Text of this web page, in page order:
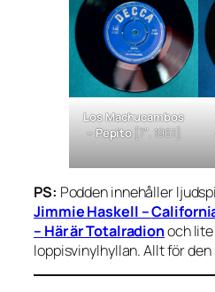
Los Machucambos
–Pepito[7″, 1961]
PS: Podden innehåller
Jimmie Haskell –
– Här är Totalradionoch
loppisvinylhyllan. Allt för